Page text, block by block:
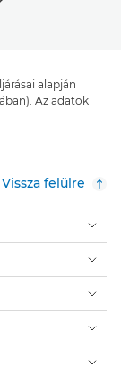
alapján
Az adatok
Vissza felülre